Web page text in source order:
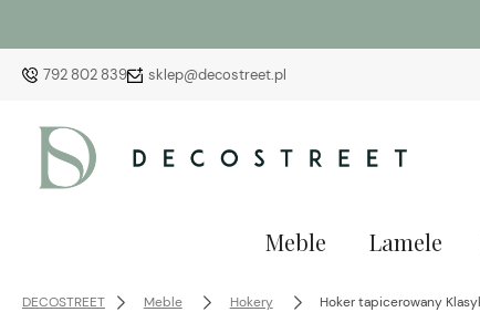
792 802 839 sklep@decostreet.pl
Meble Lamele
DECOSTREET Meble Hokery Hoker tapicerowany